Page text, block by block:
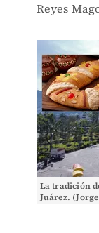
Reyes
La tradición
Juárez.